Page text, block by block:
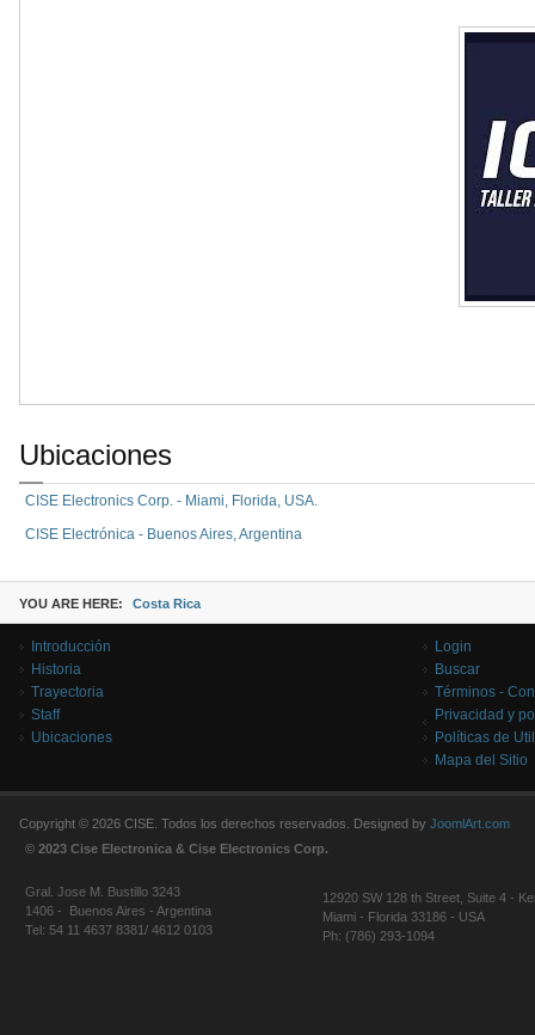
Ubicaciones
CISE Electronics Corp. - Miami, Florida, USA.
CISE Electrónica - Buenos Aires, Argentina
YOU ARE HERE: Costa Rica
Introducción
Historia
Trayectoria
Staff
Ubicaciones
Login
Buscar
Términos -
Privacidad y
Políticas de
Mapa del Sitio
Copyright © 2026 CISE. Todos los derechos reservados. Designed by JoomlArt.com
© 2023 Cise Electronica & Cise Electronics Corp.
Gral. Jose M. Bustillo 3243
1406 - Buenos Aires - Argentina
Tel: 54 11 4637 8381/ 4612 0103
12920 SW 128 th Street, Suite 4 -
Miami - Florida 33186 - USA
Ph: (786) 293-1094